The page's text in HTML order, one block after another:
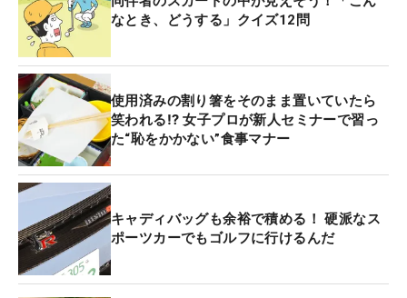
なとき、どうする」クイズ12問
使用済みの割り箸をそのまま置いていたら
笑われる⁉ 女子プロが新人セミナーで習っ
た“恥をかかない”食事マナー
キャディバッグも余裕で積める！ 硬派なス
ポーツカーでもゴルフに行けるんだ